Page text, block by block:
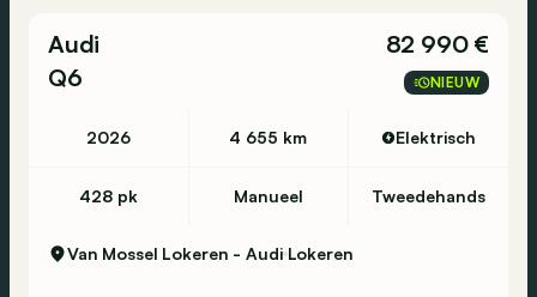
Audi
Q6
82 990 €
NIEUW
2026 4 655 km Elektrisch
428 pk Manueel Tweedehands
Van Mossel Lokeren - Audi Lokeren